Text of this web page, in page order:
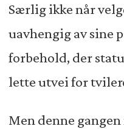
Særlig ikke når
uavhengig av sine
forbehold, der
lette utvei for
Men denne gangen